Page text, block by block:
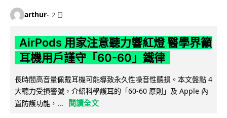
arthur 2 日
AirPods 用家注意聽力響紅燈 醫學界籲
耳機用戶謹守「60-60」鐵律
長時間高音量佩戴耳機可能導致永久性噪音性聽損。本文盤點 4
大聽力受損警號，介紹科學護耳的「60-60 原則」及 Apple 內
置防護功能，...
閱讀全文